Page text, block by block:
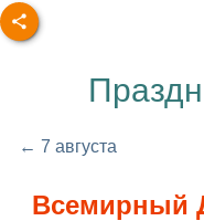
← 7 августа
Всемирный